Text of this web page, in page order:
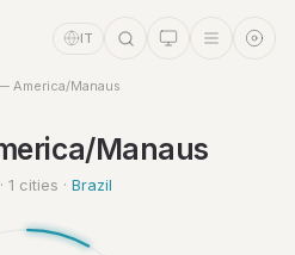
IT
America/Manaus
Manaus
1 cities · Brazil